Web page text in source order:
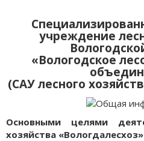
учреждение
«Вологодское
(САУ лесного
Основными целями
хозяйства